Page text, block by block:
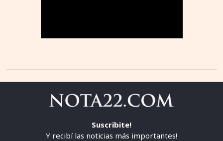
Suscribite!
Y recibí las noticias más importantes!